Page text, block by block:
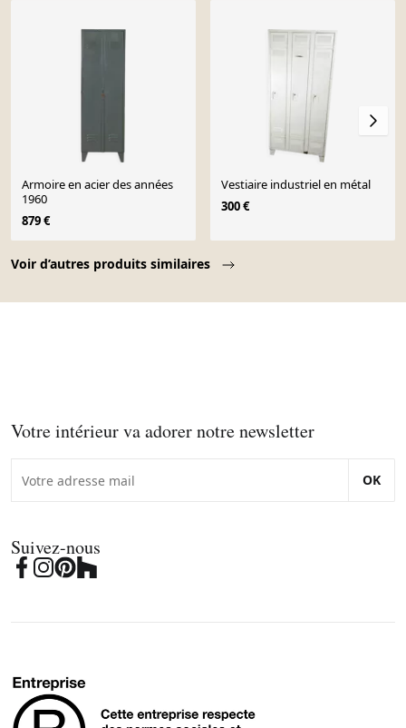
Voir d’autres produits similaires
Armoire en acier des années
1960
879 €
Vestiaire industriel en métal
300 €
Votre intérieur va adorer notre newsletter
OK
Suivez-nous